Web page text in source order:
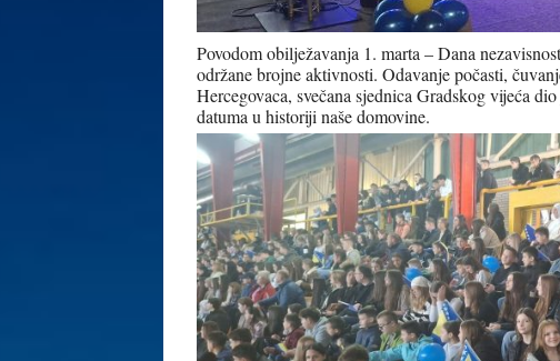
Povodom obilježavanja 1. marta – Dana
održane brojne aktivnosti. Odavanje počasti,
Hercegovaca, svečana sjednica Gradskog vijeća
datuma u historiji naše domovine.